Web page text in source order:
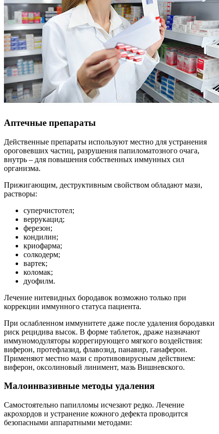
Аптечные препараты
Действенные препараты используют местно для устранения
ороговевших частиц, разрушения папиломатозного очага,
внутрь – для повышения собственных иммунных сил
организма.
Прижигающим, деструктивным свойством обладают мази,
растворы:
суперчистотел;
веррукацид;
ферезон;
кондилин;
криофарма;
солкодерм;
вартек;
коломак;
дуофилм.
Лечение нитевидных бородавок возможно только при
коррекции иммунного статуса пациента.
При ослабленном иммунитете даже после удаления бородавки
риск рецидива высок. В форме таблеток, драже назначают
иммуномодуляторы коррегирующего мягкого воздействия:
виферон, протефлазид, флавозид, панавир, ганаферон.
Применяют местно мази с противовирусным действием:
виферон, оксолиновый линимент, мазь Вишневского.
Малоинвазивные методы удаления
Самостоятельно папилломы исчезают редко. Лечение
акрохордов и устранение кожного дефекта проводится
безопасными аппаратными методами: